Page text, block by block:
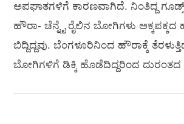
ಅಪಘಾತಗಳಿಗೆ ಕಾರಣವಾಗಿದೆ. ನಿಂತಿದ್ದ
ಹೌರಾ- ಚೆನ್ನೈ ರೈಲಿನ ಬೋಗಿಗಳು
ಬಿದ್ದಿದ್ದವು. ಬೆಂಗಳೂರಿನಿಂದ ಹೌರಾಕ್ಕೆ
ಬೋಗಿಗಳಿಗೆ ಡಿಕ್ಕಿ ಹೊಡೆದಿದ್ದರಿಂದ ದುರಂತದ